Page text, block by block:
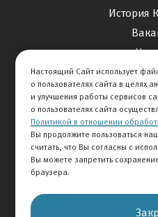
История
Карта
+7 495
Настоящий Сайт использует
о пользователях сайта в целях
и улучшения работы сервисов
о пользователях сайта
Политикой в отношении
Вы продолжите пользоваться
считать, что Вы согласны с
Вы можете запретить
браузера.